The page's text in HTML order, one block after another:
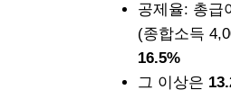
공제율: 총급
(종합소득
16.5%
그 이상은